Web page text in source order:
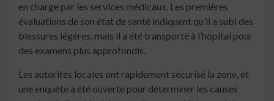
en charge par les services médicaux. Les premières
évaluations de son état de santé indiquent qu’il a subi des
blessures légères, mais il a été transporté à l’hôpital pour
des examens plus approfondis.
Les autorités locales ont rapidement sécurisé la zone, et
une enquête a été ouverte pour déterminer les causes